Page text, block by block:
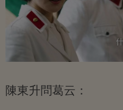
陳東升問葛云：